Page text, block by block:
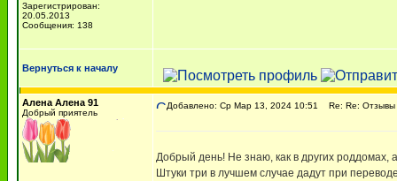
Зарегистрирован:
20.05.2013
Сообщения: 138
Вернуться к началу
Алена Алена 91
Добрый приятель
Добавлено: Ср Мар 13, 2024 10:51 Re: Re:
Добрый день! Не знаю, как в других роддомах,
Штуки три в лучшем случае дадут при